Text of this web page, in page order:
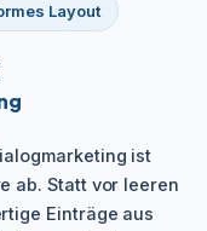
Layout
ist
ab. Statt vor leeren
Einträge aus